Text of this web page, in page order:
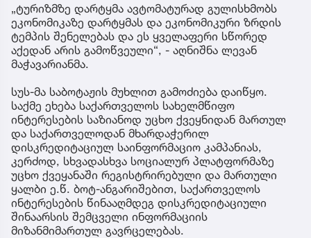
„ტურიზმზე დარტყმა ავტომატურად გულისხმობს
ეკონომიკაზე დარტყმას და ეკონომიკური ზრდის
ტემპის შენელებას და ეს ყველაფერი სწორედ
აქედან არის გამოწვეული“, - აღნიშნა ლევან
მაჭავარიანმა.
სუს-მა საბოტაჟის მუხლით გამოძიება დაიწყო.
საქმე ეხება საქართველოს სახელმწიფო
ინტერესების საზიანოდ უცხო ქვეყნიდან მართულ
და საქართველოდან მხარდაჭერილ
დისკრედიტაციულ საინფორმაციო კამპანიას,
კერძოდ, სხვადასხვა სოციალურ პლატფორმაზე
უცხო ქვეყანაში რეგისტრირებული და მართული
ყალბი ე.წ. ბოტ-ანგარიშებით, საქართველოს
ინტერესების წინააღმდეგ დისკრედიტაციული
შინაარსის შემცველი ინფორმაციის
მიზანმიმართულ გავრცელებას.